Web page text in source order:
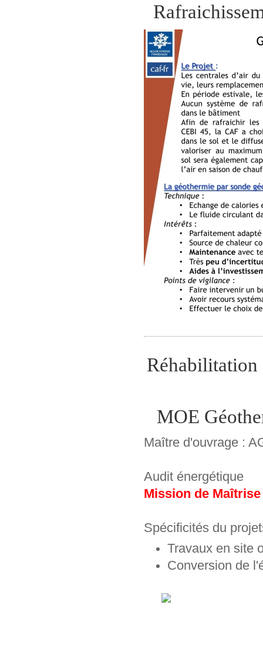
Réhabilitation
MOE
Maître d'ouvrage :
Audit énergétique
Mission de
Spécificités du
Travaux en site
Conversion de